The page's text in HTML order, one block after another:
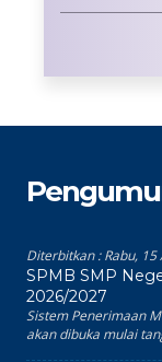
Diterbitkan :Rabu,
SPMB SMP
2026/2027
Sistem Penerimaan
akan dibuka mulai